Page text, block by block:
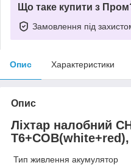
Що таке купити з
Замовлення під
Опис Характеристики
Опис
Ліхтар налобний
T6+СOB(white+red),
Тип живлення акумулятор